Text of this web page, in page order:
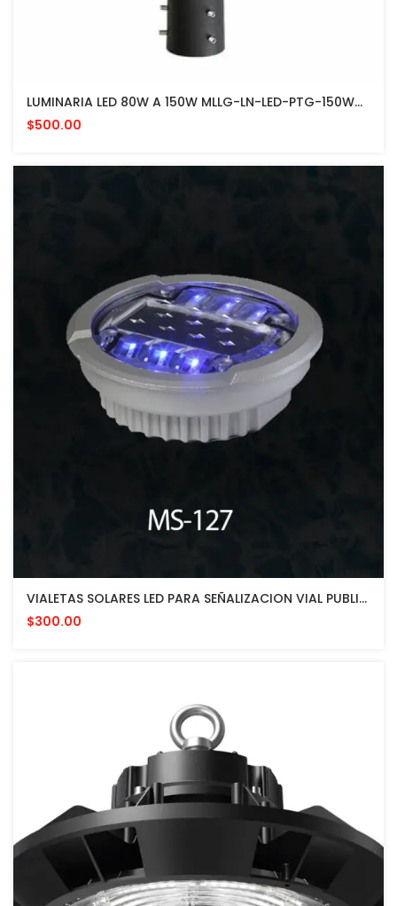
LUMINARIA LED 80W A 150W MLLG-LN-LED-PTG-150WC-CC-P PARA POSTE EXTERIOR DE COLOR Y VATIAJE REGULABLE
$500.00
VIALETAS SOLARES LED PARA SEÑALIZACION VIAL PUBLICA O PRIVADA SOLARMARKERS U.S.A.
$300.00